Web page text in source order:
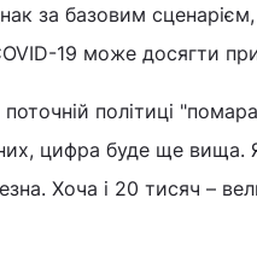
за базовим
COVID-19 може досягти
політиці
цифра буде ще вища.
Хоча і 20 тисяч –